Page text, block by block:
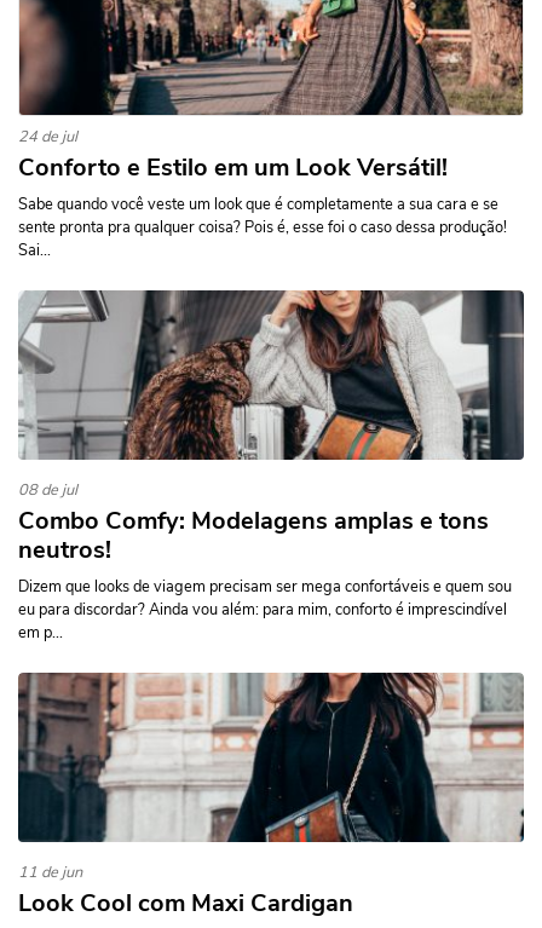
24 de jul
Conforto e Estilo em um Look Versátil!
Sabe quando você veste um look que é completamente a sua cara e se
sente pronta pra qualquer coisa? Pois é, esse foi o caso dessa produção!
Sai...
08 de jul
Combo Comfy: Modelagens amplas e tons
neutros!
Dizem que looks de viagem precisam ser mega confortáveis e quem sou
eu para discordar? Ainda vou além: para mim, conforto é imprescindível
em p...
11 de jun
Look Cool com Maxi Cardigan